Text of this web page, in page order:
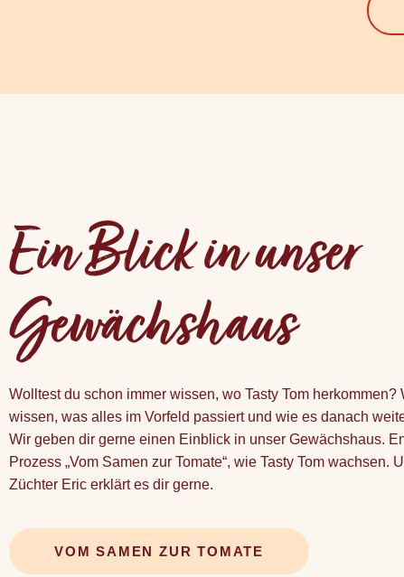
Ein Blick in unser
Gewächshaus
Wolltest du schon immer wissen, wo Tasty Tom herkommen?
wissen, was alles im Vorfeld passiert und wie es danach
Wir geben dir gerne einen Einblick in unser Gewächshaus.
Prozess „Vom Samen zur Tomate“, wie Tasty Tom wachsen.
Züchter Eric erklärt es dir gerne.
VOM SAMEN ZUR TOMATE